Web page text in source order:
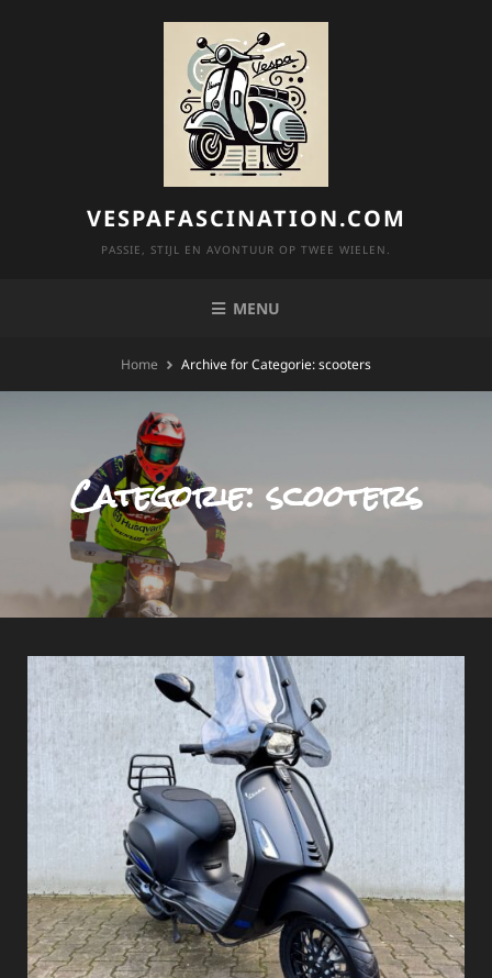
VESPAFASCINATION.COM
PASSIE, STIJL EN AVONTUUR OP TWEE WIELEN.
MENU
Home Archive forCategorie:scooters
Categorie:scooters